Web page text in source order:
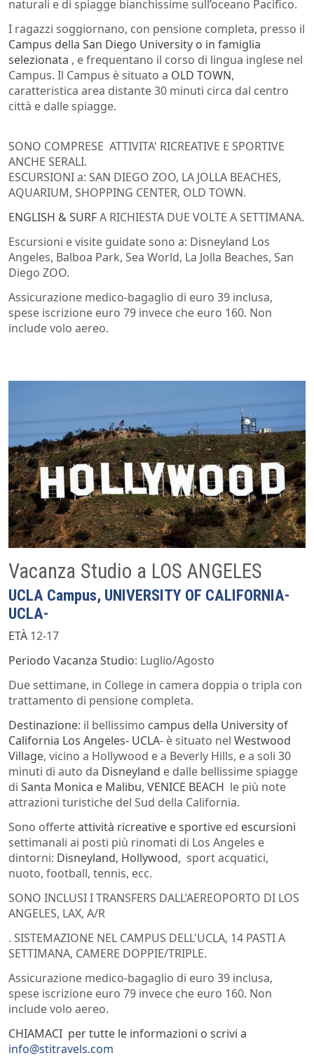
naturali e di spiagge bianchissime sull’oceano Pacifico.
I ragazzi soggiornano, con pensione completa, presso il
Campus della San Diego University o in famiglia
selezionata , e frequentano il corso di lingua inglese nel
Campus. Il Campus è situato a OLD TOWN,
caratteristica area distante 30 minuti circa dal centro
città e dalle spiagge.
SONO COMPRESE ATTIVITA' RICREATIVE E SPORTIVE
ANCHE SERALI.
ESCURSIONI a: SAN DIEGO ZOO, LA JOLLA BEACHES,
AQUARIUM, SHOPPING CENTER, OLD TOWN.
ENGLISH & SURFA RICHIESTA DUE VOLTE A SETTIMANA.
Escursioni e visite guidate sono a: Disneyland Los
Angeles, Balboa Park, Sea World, La Jolla Beaches, San
Diego ZOO.
Assicurazione medico-bagaglio di euro 39 inclusa,
spese iscrizione euro 79 invece che euro 160. Non
include volo aereo.
Vacanza Studio a LOS ANGELES
UCLA Campus, UNIVERSITY OF CALIFORNIA-
UCLA-
ETÀ 12-17
Periodo Vacanza Studio: Luglio/Agosto
Due settimane, in College in camera doppia o tripla con
trattamento di pensione completa.
Destinazione: il bellissimo campus della University of
California Los Angeles- UCLA- è situato nel Westwood
Village, vicino a Hollywood e a Beverly Hills, e a soli 30
minuti di auto da Disneyland e dalle bellissime spiagge
di Santa Monica e Malibu, VENICE BEACH le più note
attrazioni turistiche del Sud della California.
Sono offerteattività ricreative e sportive ed escursioni
settimanali ai posti più rinomati di Los Angeles e
dintorni: Disneyland, Hollywood, sport acquatici,
nuoto, football, tennis, ecc.
SONO INCLUSI I TRANSFERS DALL’AEREOPORTO DI LOS
ANGELES, LAX, A/R
. SISTEMAZIONE NEL CAMPUS DELL'UCLA, 14 PASTI A
SETTIMANA, CAMERE DOPPIE/TRIPLE.
Assicurazione medico-bagaglio di euro 39 inclusa,
spese iscrizione euro 79 invece che euro 160. Non
include volo aereo.
CHIAMACI per tutte le informazioni o scrivi a
info@stitravels.com